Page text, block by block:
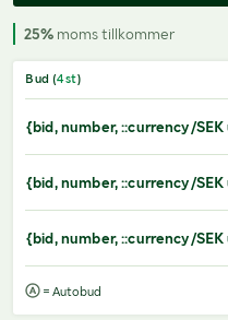
25% moms tillkommer
Bud (4st)
{bid, number, ::currency/
{bid, number, ::currency/
{bid, number, ::currency/
= Autobud